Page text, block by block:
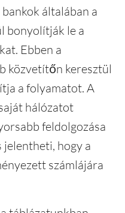
általában a
bonyolítják le a
Ebben a
közvetítőn keresztül
a folyamatot. A
hálózatot
feldolgozása
jelentheti, hogy a
számlájára